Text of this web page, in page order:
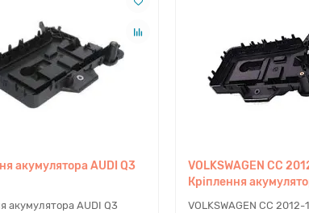
виконають підбір через оригінальний каталог
акумулятора AUDI Q3
акумулятора AUDI Q3
VOLKSWAGEN CC
Кріплення
VOLKSWAGEN CC 2012-